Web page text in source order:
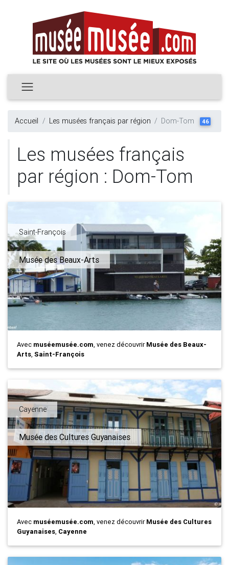
Accueil Les musées français par région Dom-Tom 46
Les musées français
par région : Dom-Tom
Saint-François
Musée des Beaux-Arts
Avec muséemusée.com, venez découvrirMusée des Beaux-
Arts, Saint-François
Cayenne
Musée des Cultures Guyanaises
Avec muséemusée.com, venez découvrirMusée des Cultures
Guyanaises, Cayenne